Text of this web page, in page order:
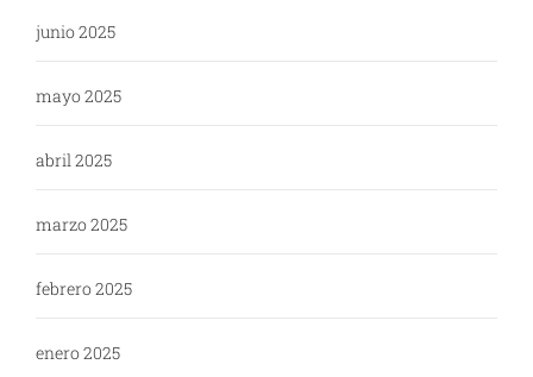
junio 2025
mayo 2025
abril 2025
marzo 2025
febrero 2025
enero 2025